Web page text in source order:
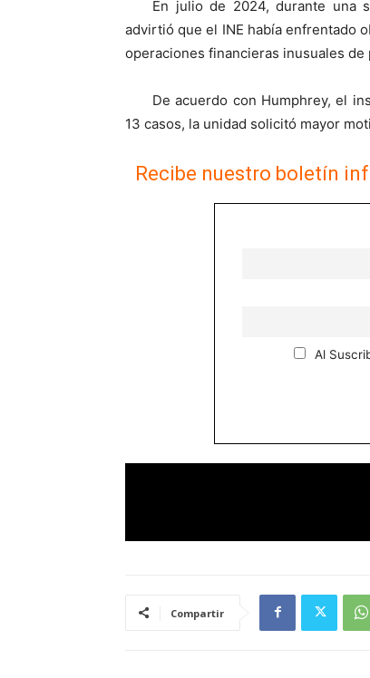
En julio de 2024, durante una
advirtió que el INE había enfrentado
operaciones financieras inusuales de
De acuerdo con Humphrey, el
13 casos, la unidad solicitó mayor
Recibe nuestro boletín
Al
Compartir